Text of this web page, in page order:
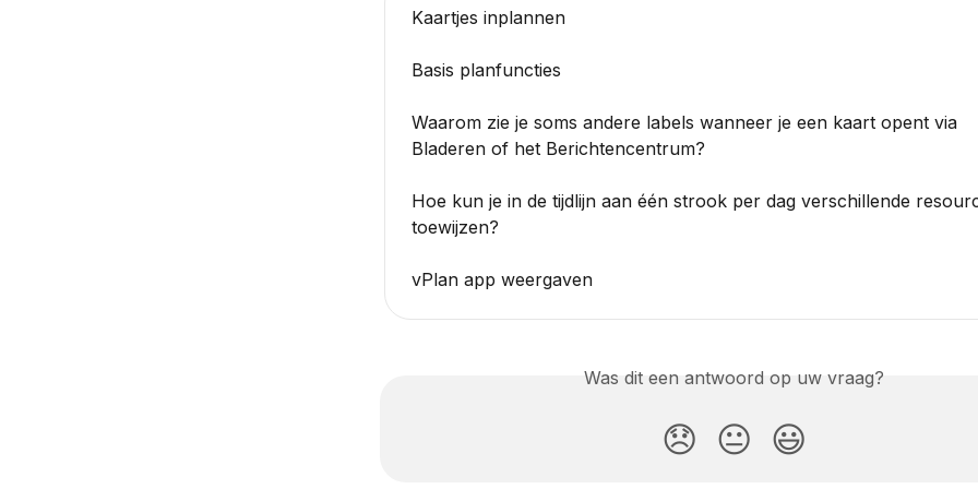
Kaartjes inplannen
Basis planfuncties
Waarom zie je soms andere labels wanneer je een kaart opent via
Bladeren of het Berichtencentrum?
Hoe kun je in de tijdlijn aan één strook per dag verschillende
toewijzen?
vPlan app weergaven
Was dit een antwoord op uw vraag?
😞 😐 😃